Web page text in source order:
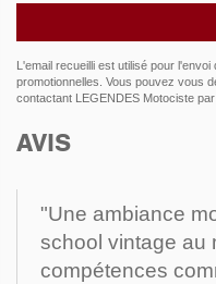
par l'ateliers Carmouche
et Mr.Takahira.
L'email recueilli est utilisé pour
promotionnelles. Vous pouvez vous
contactant LEGENDES Motociste par
AVIS
"Une ambiance
school vintage au
compétences